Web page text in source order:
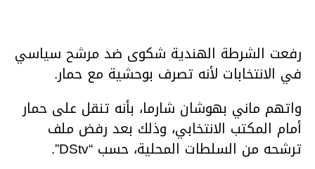
رفعت الشرطة الهندية شكوى ضد مرشح سياسي
في الانتخابات لأنه تصرف بوحشية مع حمار.
واتهم ماني بهوشان شارما، بأنه تنقل على حمار
أمام المكتب الانتخابي، وذلك بعد رفض ملف
ترشحه من السلطات المحلية، حسب “DStv”.